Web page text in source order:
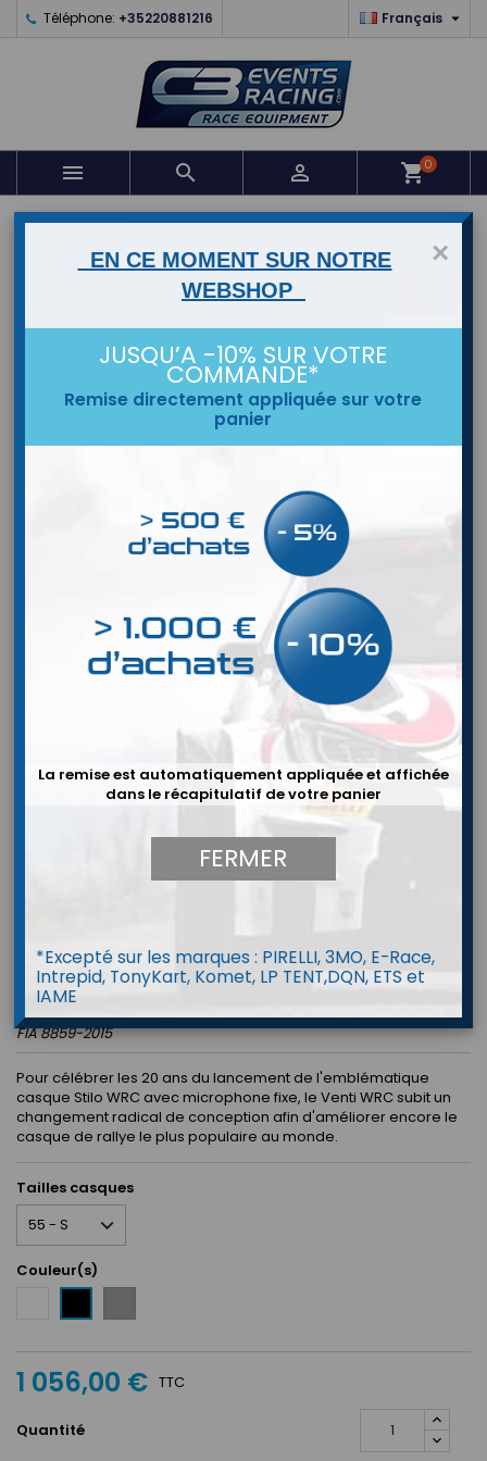
Téléphone: +35220881216 Français 
   shopping_cart0
ACCUEIL
Casque Stilo WRC VENTI composite
APPROVED
FIA 8859-2015
Pour célébrer les 20 ans du lancement de l'emblématique
casque Stilo WRC avec microphone fixe, le Venti WRC subit un
changement radical de conception afin d'améliorer encore le
casque de rallye le plus populaire au monde.
Tailles casques
Couleur(s)
mat
/
1 056,00 € TTC
Quantité
×
EN CE MOMENT SUR NOTRE
WEBSHOP
JUSQU’A -10% SUR VOTRE
COMMANDE*
Remise directement appliquée sur votre
panier
La remise est automatiquement appliquée et affichée
dans le récapitulatif de votre panier
FERMER
*Excepté sur les marques : PIRELLI, 3MO, E-Race,
Intrepid, TonyKart, Komet, LP TENT,DQN, ETS et
IAME